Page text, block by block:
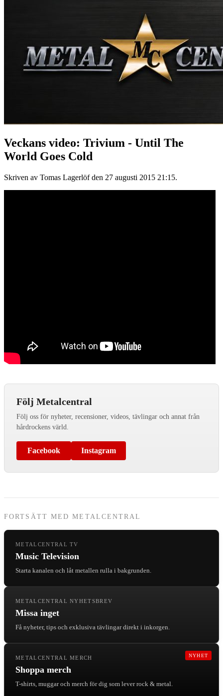
Veckans video: Trivium - Until The
World Goes Cold
Skriven av Tomas Lagerlöf den 27 augusti 2015 21:15.
Följ Metalcentral
Följ oss för nyheter, recensioner, videos, tävlingar och annat från
hårdrockens värld.
Facebook Instagram
FORTSÄTT MED METALCENTRAL
METALCENTRAL TV
Music Television
Starta kanalen och låt metallen rulla i bakgrunden.
METALCENTRAL NYHETSBREV
Missa inget
Få nyheter, tips och exklusiva tävlingar direkt i inkorgen.
NYHET
METALCENTRAL MERCH
Shoppa merch
T-shirts, muggar och merch för dig som lever rock & metal.